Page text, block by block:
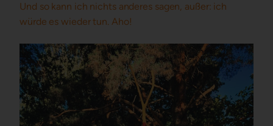
Und so kann ich nichts anderes sagen, außer: ich
würde es wieder tun. Aho!